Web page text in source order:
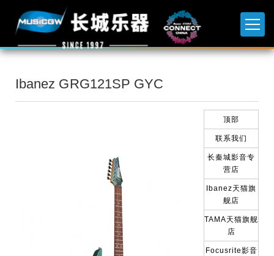
Ibanez GRG121SP GYC
顶部
联系我们
长秦城影音专
营店
Ibanez天猫旗
舰店
TAMA天猫旗舰
店
Focusrite影音